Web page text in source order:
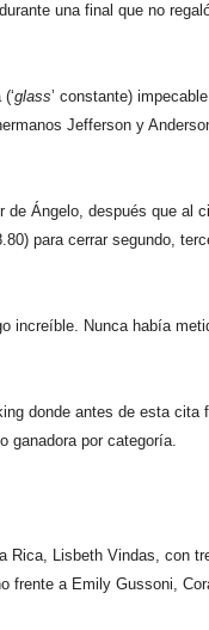
una final que no
glass’ constante)
Jefferson y
Ángelo, después que al
para cerrar segundo,
increíble. Nunca había
donde antes de esta cita
ganadora por categoría.
Lisbeth Vindas, con
frente a Emily Gussoni,